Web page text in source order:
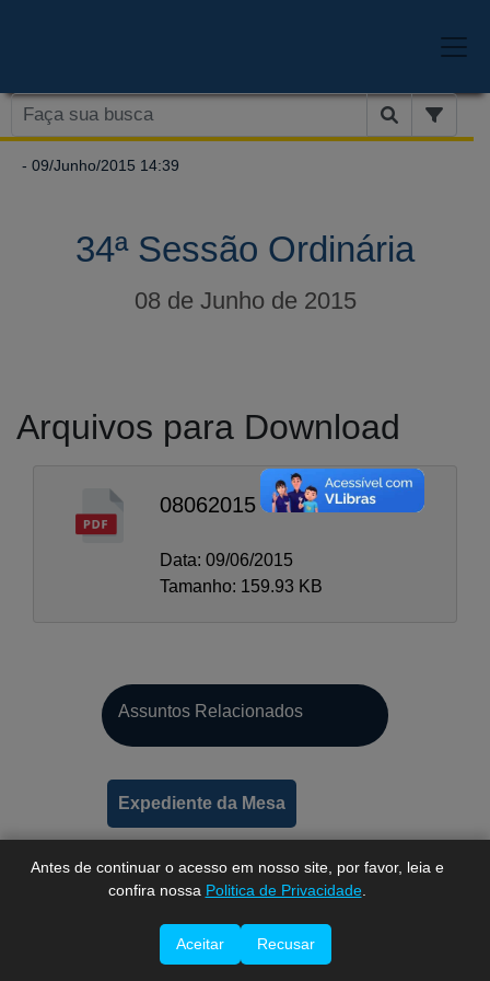
Antes de continuar o acesso em nosso site, por favor, leia e
confira nossa Politica de Privacidade.
Aceitar Recusar
- 09/Junho/2015 14:39
34ª Sessão Ordinária
08 de Junho de 2015
Arquivos para Download
08062015
Data: 09/06/2015
Tamanho: 159.93 KB
Assuntos Relacionados
Expediente da Mesa
Imprimir esta página.